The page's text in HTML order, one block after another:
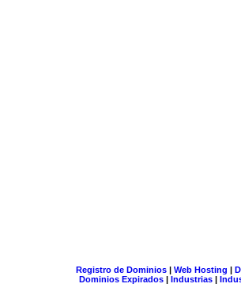
Registro de Dominios| Web Hosting |
Dominios Expirados | Industrias |